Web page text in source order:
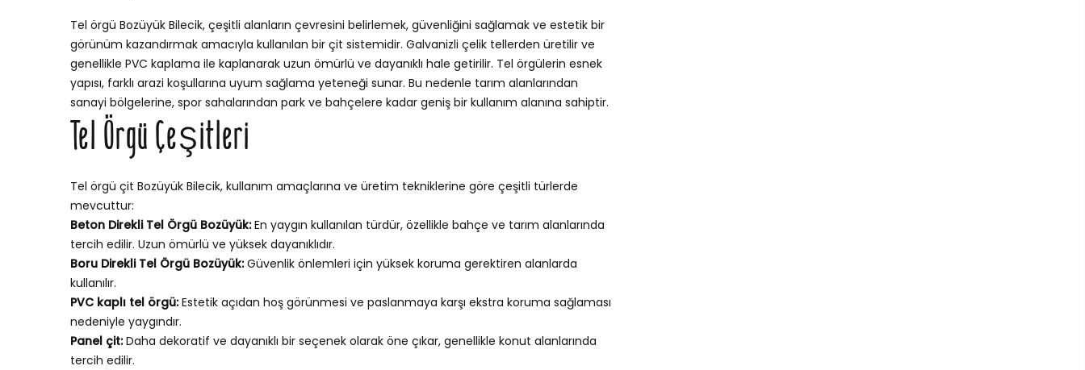
Tel örgü Bozüyük Bilecik, çeşitli alanların çevresini belirlemek, güvenliğini sağlamak ve estetik bir
görünüm kazandırmak amacıyla kullanılan bir çit sistemidir. Galvanizli çelik tellerden üretilir ve
genellikle PVC kaplama ile kaplanarak uzun ömürlü ve dayanıklı hale getirilir. Tel örgülerin esnek
yapısı, farklı arazi koşullarına uyum sağlama yeteneği sunar. Bu nedenle tarım alanlarından
sanayi bölgelerine, spor sahalarından park ve bahçelere kadar geniş bir kullanım alanına sahiptir.
Tel Örgü Çeşitleri
Tel örgü çit Bozüyük Bilecik, kullanım amaçlarına ve üretim tekniklerine göre çeşitli türlerde
mevcuttur:
Beton Direkli Tel Örgü Bozüyük:En yaygın kullanılan türdür, özellikle bahçe ve tarım alanlarında
tercih edilir. Uzun ömürlü ve yüksek dayanıklıdır.
Boru Direkli Tel Örgü Bozüyük:Güvenlik önlemleri için yüksek koruma gerektiren alanlarda
kullanılır.
PVC kaplı tel örgü:Estetik açıdan hoş görünmesi ve paslanmaya karşı ekstra koruma sağlaması
nedeniyle yaygındır.
Panel çit:Daha dekoratif ve dayanıklı bir seçenek olarak öne çıkar, genellikle konut alanlarında
tercih edilir.